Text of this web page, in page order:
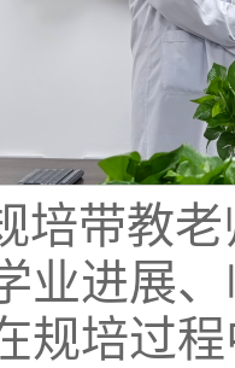
培带教
业进展
规培过